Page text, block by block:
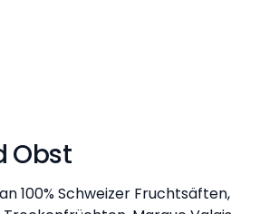
Obst
100% Schweizer Fruchtsäften,